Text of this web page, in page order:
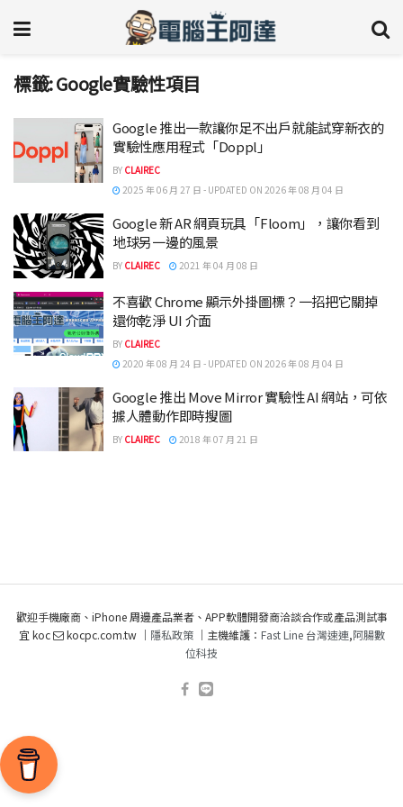
標籤:Google實驗性項目
Google 推出一款讓你足不出戶就能試穿新衣的
實驗性應用程式「Doppl」
BY CLAIREC
2025 年 06 月 27 日 - UPDATED ON 2026 年 08 月 04 日
Google 新 AR 網頁玩具「Floom」，讓你看到
地球另一邊的風景
BY CLAIREC 2021 年 04 月 08 日
不喜歡 Chrome 顯示外掛圖標？一招把它關掉
還你乾淨 UI 介面
BY CLAIREC
2020 年 08 月 24 日 - UPDATED ON 2026 年 08 月 04 日
Google 推出 Move Mirror 實驗性 AI 網站，可依
據人體動作即時搜圖
BY CLAIREC 2018 年 07 月 21 日
歡迎手機廠商、iPhone 周邊產品業者、APP軟體開發商洽談合作或產品測試事
宜 koc
kocpc.com.tw ｜ 隱私政策｜主機維護： Fast Line 台灣速連,阿腸數
位科技